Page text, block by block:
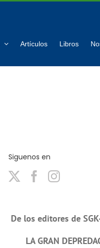
Artículos Libros
Siguenos en
De los editores de
LA GRAN